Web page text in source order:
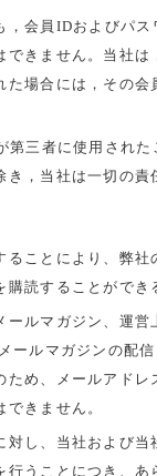
会員IDおよびパ
できません。当社
た場合には，その
第三者に使用され
，当社は一切の責
ることにより、弊
読することができ
ールマガジン、運
ールマガジンの配
ため、メールアド
きません。
対し、当社および
うことにつき、あ